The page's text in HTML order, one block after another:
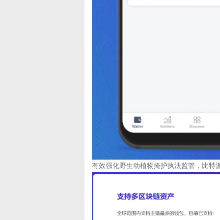
有效强化野生动植物掩护执法监管，比特